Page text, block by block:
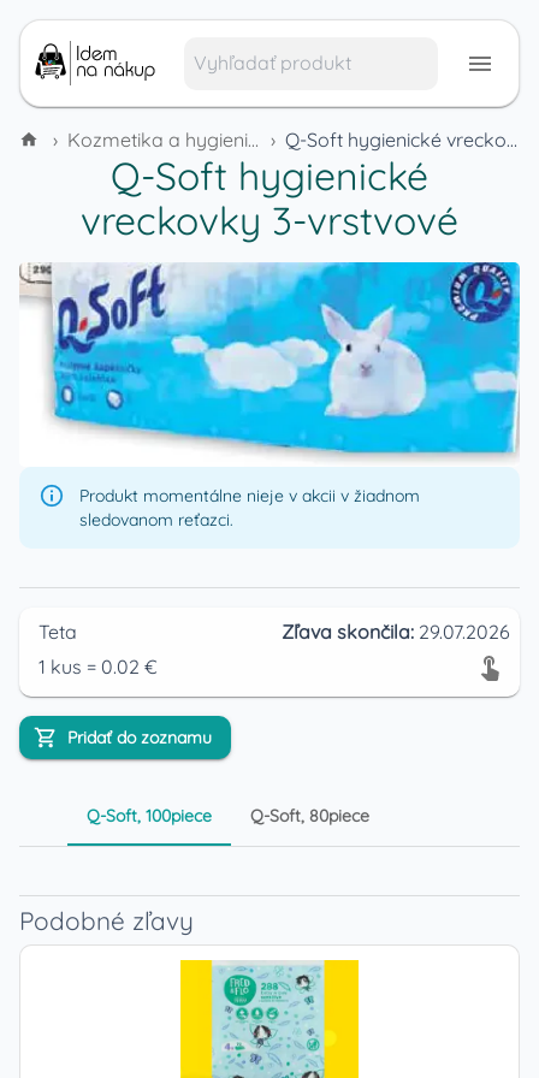
› Kozmetika a hygienické potreby › Q-Soft hygienické vreckovky 3-vrstvové
Q-Soft hygienické
vreckovky 3-vrstvové
Produkt momentálne nieje v akcii v žiadnom
sledovanom reťazci.
Teta Zľava skončila: 29.07.2026
1 kus = 0.02 €
Pridať do zoznamu
Q-Soft, 100piece Q-Soft, 80piece
Podobné zľavy